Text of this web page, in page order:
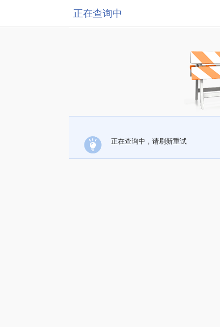
正在查询中
正在查询中，请刷新重试